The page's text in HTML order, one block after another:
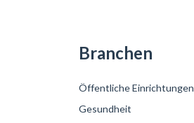
Branchen
Öffentliche Einrichtungen
Gesundheit